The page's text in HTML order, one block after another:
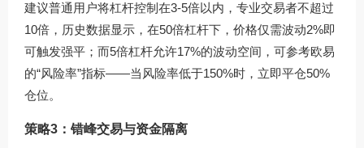
建议普通用户将杠杆控制在3-5倍以内，专业交易者不超过
10倍，历史数据显示，在50倍杠杆下，价格仅需波动2%即
可触发强平；而5倍杠杆允许17%的波动空间，可参考欧易
的“风险率”指标——当风险率低于150%时，立即平仓50%
仓位。
策略3：错峰交易与资金隔离